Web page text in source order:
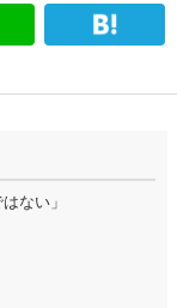
ない」